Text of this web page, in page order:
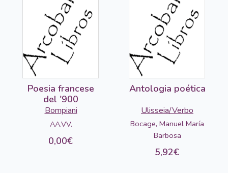
Poesia francese
del '900
Bompiani
AA.VV.
0,00€
Antologia poética
Ulisseia/Verbo
Bocage, Manuel María
Barbosa
5,92€